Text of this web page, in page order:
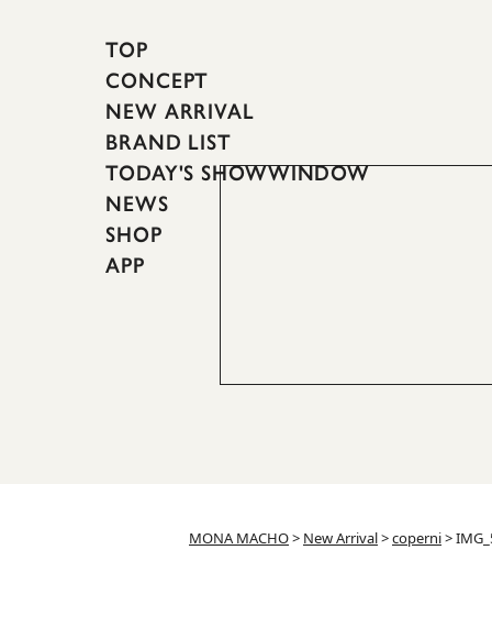
TOP
CONCEPT
NEW ARRIVAL
BRAND LIST
TODAY'S SHOWWINDOW
NEWS
SHOP
APP
MONA MACHO> New Arrival>coperni>